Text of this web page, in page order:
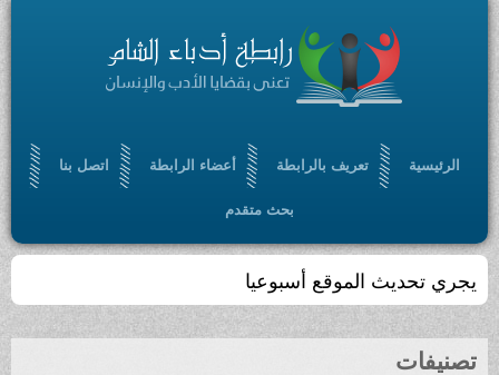
الرئيسية تعريف بالرابطة أعضاء الرابطة اتصل بنا
بحث متقدم
يجري تحديث الموقع أسبوعيا
تصنيفات